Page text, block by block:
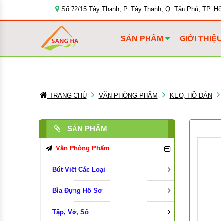
Số 72/15 Tây Thạnh, P. Tây Thạnh, Q. Tân Phú, TP.
SẢN PHẨM GIỚI
TRANG CHỦ VĂN PHÒNG PHẨM KEO, HỒ DÁN
SẢN PHẨM
Văn Phòng Phẩm
Bút Viết Các Loại
Bút Bi
Bút Chì, Ruột Chì
Bìa Đựng Hồ Sơ
Bìa Màu
Tập, Vở, Sổ